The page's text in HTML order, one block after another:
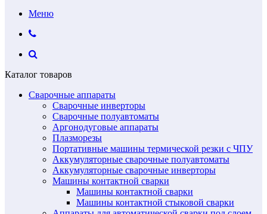
Меню
Каталог товаров
Сварочные аппараты
Сварочные инверторы
Сварочные полуавтоматы
Аргонодуговые аппараты
Плазморезы
Портативные машины термической резки с ЧПУ
Аккумуляторные сварочные полуавтоматы
Аккумуляторные сварочные инверторы
Машины контактной сварки
Машины контактной сварки
Машины контактной стыковой сварки